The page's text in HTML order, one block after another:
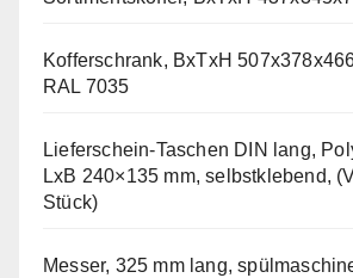
Kofferschrank, BxTxH
RAL 7035
Lieferschein-Taschen DIN lang,
LxB 240×135 mm, selbstklebend,
Stück)
Messer, 325 mm lang,